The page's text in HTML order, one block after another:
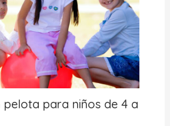
pelota para niños de 4 a